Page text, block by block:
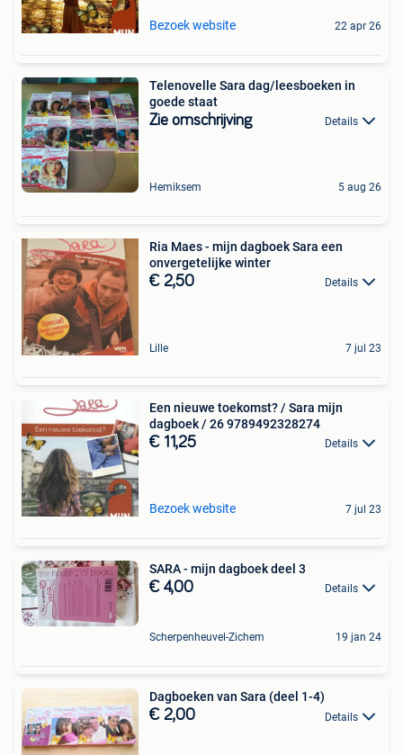
Bezoek website 22 apr 26
Telenovelle Sara dag/leesboeken in
goede staat
Zie omschrijving Details
Hemiksem 5 aug 26
Ria Maes - mijn dagboek Sara een
onvergetelijke winter
€ 2,50 Details
Lille 7 jul 23
Een nieuwe toekomst? / Sara mijn
dagboek / 26 9789492328274
€ 11,25 Details
Bezoek website 7 jul 23
SARA - mijn dagboek deel 3
€ 4,00 Details
Scherpenheuvel-Zichem 19 jan 24
Dagboeken van Sara (deel 1-4)
€ 2,00 Details